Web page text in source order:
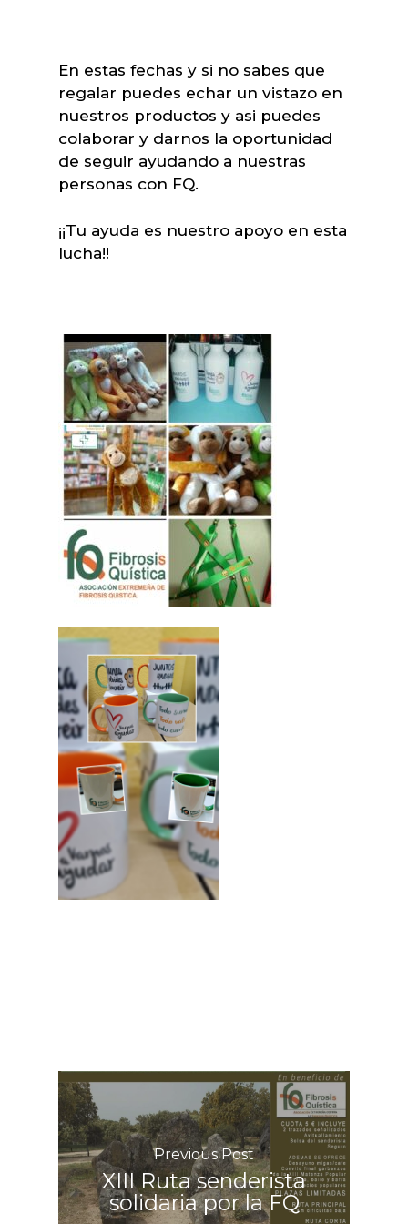
En estas fechas y si no sabes que
regalar puedes echar un vistazo en
nuestros productos y asi puedes
colaborar y darnos la oportunidad
de seguir ayudando a nuestras
personas con FQ.
¡¡Tu ayuda es nuestro apoyo en esta
lucha!!
Previous Post
XIII Ruta senderista
solidaria por la FQ